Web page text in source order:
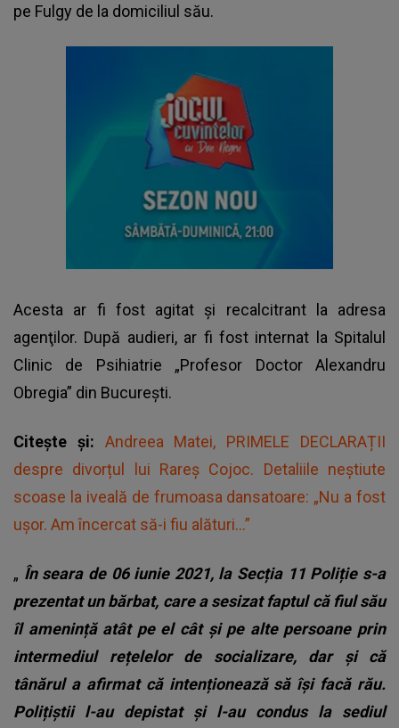
pe Fulgy de la domiciliul său.
Acesta ar fi fost agitat şi recalcitrant la adresa
agenţilor. După audieri, ar fi fost internat la Spitalul
Clinic de Psihiatrie „Profesor Doctor Alexandru
Obregia” din Bucureşti.
Citește și: Andreea Matei, PRIMELE DECLARAȚII
despre divorțul lui Rareș Cojoc. Detaliile neștiute
scoase la iveală de frumoasa dansatoare: „Nu a fost
ușor. Am încercat să-i fiu alături...”
„ În seara de 06 iunie 2021, la Secția 11 Poliție s-a
prezentat un bărbat, care a sesizat faptul că fiul său
îl amenință atât pe el cât și pe alte persoane prin
intermediul rețelelor de socializare, dar și că
tânărul a afirmat că intenționează să își facă rău.
Polițiștii l-au depistat și l-au condus la sediul